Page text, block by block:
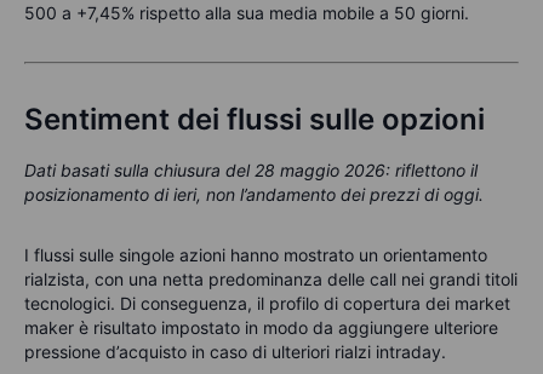
500 a +7,45% rispetto alla sua media mobile a 50 giorni.
Sentiment dei flussi sulle opzioni
Dati basati sulla chiusura del 28 maggio 2026: riflettono il
posizionamento di ieri, non l’andamento dei prezzi di oggi.
I flussi sulle singole azioni hanno mostrato un orientamento
rialzista, con una netta predominanza delle call nei grandi titoli
tecnologici. Di conseguenza, il profilo di copertura dei market
maker è risultato impostato in modo da aggiungere ulteriore
pressione d’acquisto in caso di ulteriori rialzi intraday.